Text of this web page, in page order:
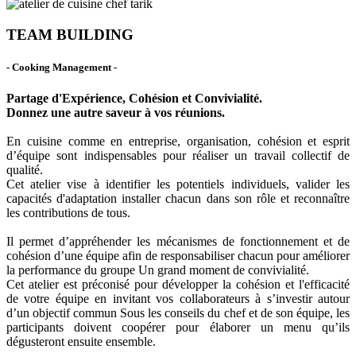
TEAM BUILDING
- Cooking Management -
Partage d'Expérience, Cohésion et Convivialité.
Donnez une autre saveur à vos réunions.
En cuisine comme en entreprise, organisation, cohésion et esprit
d’équipe sont indispensables pour réaliser un travail collectif de
qualité.
Cet atelier vise à identifier les potentiels individuels, valider les
capacités d'adaptation installer chacun dans son rôle et reconnaître
les contributions de tous.
Il permet d’appréhender les mécanismes de fonctionnement et de
cohésion d’une équipe afin de responsabiliser chacun pour améliorer
la performance du groupe Un grand moment de convivialité.
Cet atelier est préconisé pour développer la cohésion et l'efficacité
de votre équipe en invitant vos collaborateurs à s’investir autour
d’un objectif commun Sous les conseils du chef et de son équipe, les
participants doivent coopérer pour élaborer un menu qu’ils
dégusteront ensuite ensemble.